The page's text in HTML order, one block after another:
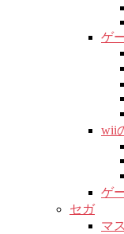
ゲ
wii
ゲ
セガ
マ